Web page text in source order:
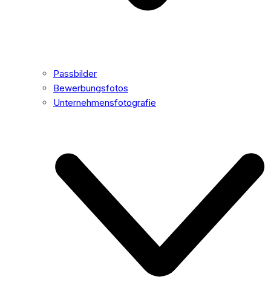
Passbilder
Bewerbungsfotos
Unternehmensfotografie